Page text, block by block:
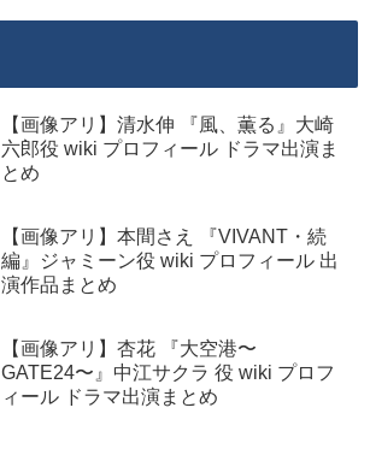
【画像アリ】清水伸 『風、薫る』大崎
六郎役 wiki プロフィール ドラマ出演ま
とめ
【画像アリ】本間さえ 『VIVANT・続
編』ジャミーン役 wiki プロフィール 出
演作品まとめ
【画像アリ】杏花 『大空港〜
GATE24〜』中江サクラ 役 wiki プロフ
ィール ドラマ出演まとめ